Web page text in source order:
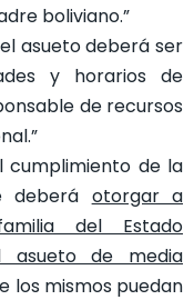
boliviano.”
asueto deberá ser
y horarios de
de recursos
cumplimiento de la
deberá otorgar a
del Estado
asueto de media
los mismos puedan